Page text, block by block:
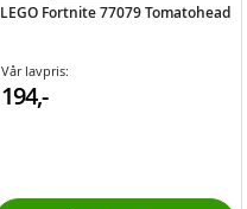
LEGO Fortnite 77079 Tomatohead
Vår lavpris:
194,-